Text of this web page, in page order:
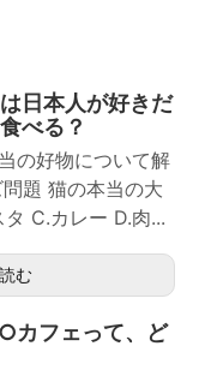
日本人が好きだ
べる？
の好物について解
題 猫の本当の大
C.カレー D.肉...
む
カフェって、ど